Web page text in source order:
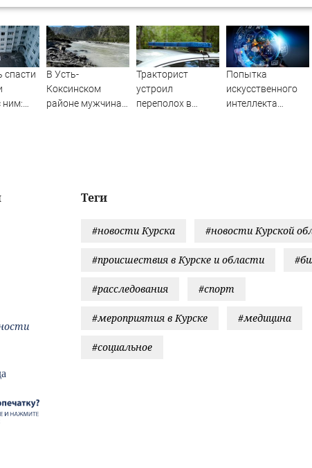
спасти
ним:
В Усть-
Коксинском
районе мужчина
Тракторист
устроил
переполох в
Попытка
искусственного
интеллекта
Теги
#новости Курска #новости Курской
#происшествия в Курске и области
#расследования #спорт
#мероприятия в Курске #медицина
#социальное